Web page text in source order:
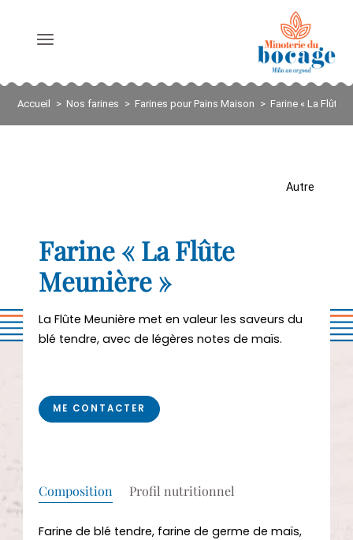
NOS FARINES
QUI SOMMES-NOUS ?
LE JOURNAL
Accueil Nos farines Farines pour Pains Maison Farine « La Flûte
Autre
Farine « La Flûte
Meunière »
La Flûte Meunière met en valeur les saveurs du
blé tendre, avec de légères notes de maïs.
ME CONTACTER
Composition Profil nutritionnel
Farine de blé tendre, farine de germe de maïs,